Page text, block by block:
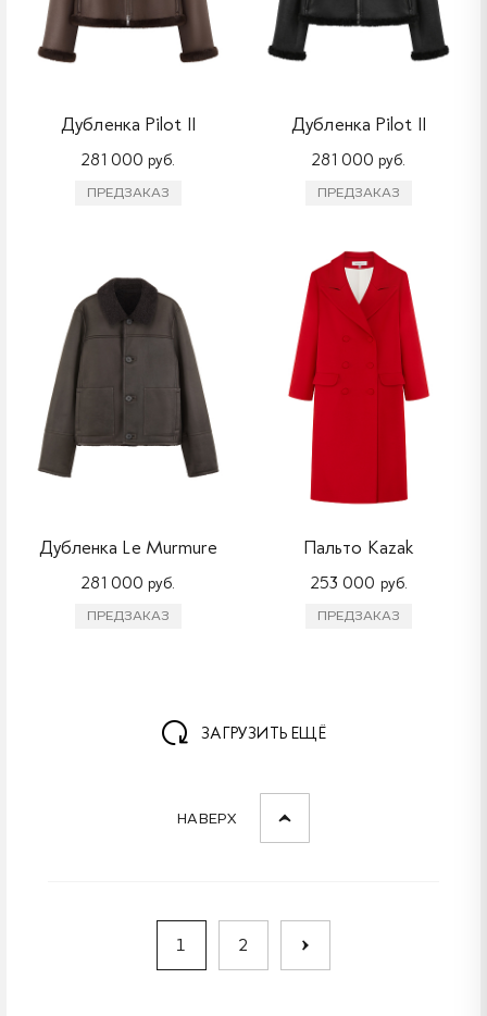
Дубленка Pilot II
281 000 руб.
ПРЕДЗАКАЗ
Дубленка Pilot II
281 000 руб.
ПРЕДЗАКАЗ
Дубленка Le Murmure
281 000 руб.
ПРЕДЗАКАЗ
Пальто Kazak
253 000 руб.
ПРЕДЗАКАЗ
ЗАГРУЗИТЬ ЕЩЁ
НАВЕРХ
1 2